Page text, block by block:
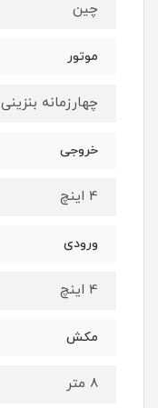
چین
موتور
چهارزمانه بنزینی
خروجی
4 اینچ
ورودی
4 اینچ
مکش
8 متر